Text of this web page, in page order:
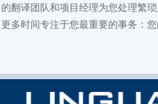
的翻译团队和项目经理为您处理繁
更多时间专注于您最重要的事务：您